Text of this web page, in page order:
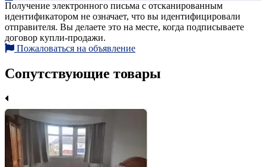
Получение электронного письма с отсканированным
идентификатором не означает, что вы идентифицировали
отправителя. Вы делаете это на месте, когда подписываете
договор купли-продажи.
Пожаловаться на объявление
Сопутствующие товары